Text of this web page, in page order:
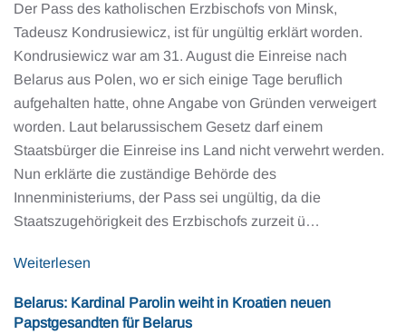
Der Pass des katholischen Erzbischofs von Minsk,
Tadeusz Kondrusiewicz, ist für ungültig erklärt worden.
Kondrusiewicz war am 31. August die Einreise nach
Belarus aus Polen, wo er sich einige Tage beruflich
aufgehalten hatte, ohne Angabe von Gründen verweigert
worden. Laut belarussischem Gesetz darf einem
Staatsbürger die Einreise ins Land nicht verwehrt werden.
Nun erklärte die zuständige Behörde des
Innenministeriums, der Pass sei ungültig, da die
Staatszugehörigkeit des Erzbischofs zurzeit ü…
Weiterlesen
Belarus: Kardinal Parolin weiht in Kroatien neuen
Papstgesandten für Belarus